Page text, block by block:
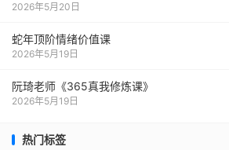
2026年5月20日
蛇年顶阶情绪价值课
2026年5月19日
阮琦老师《365真我修炼课》
2026年5月19日
热门标签